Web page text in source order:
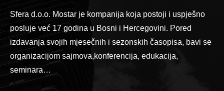
Sfera d.o.o. Mostar je kompanija koja postoji i uspješno
posluje već 17 godina u Bosni i Hercegovini. Pored
izdavanja svojih mjesečnih i sezonskih časopisa, bavi se
organizacijom sajmova,konferencija, edukacija,
seminara…